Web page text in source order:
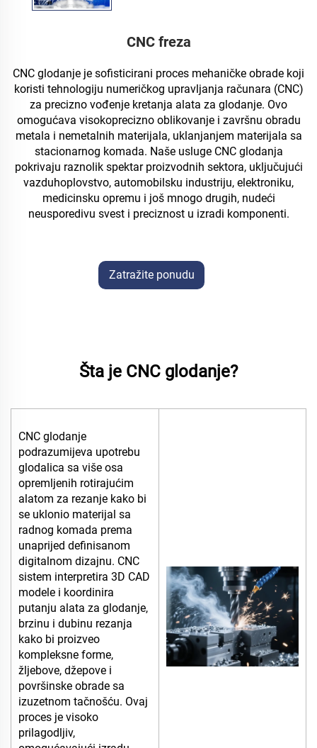
CNC freza
CNC glodanje je sofisticirani proces mehaničke obrade koji
koristi tehnologiju numeričkog upravljanja računara (CNC)
za precizno vođenje kretanja alata za glodanje. Ovo
omogućava visokoprecizno oblikovanje i završnu obradu
metala i nemetalnih materijala, uklanjanjem materijala sa
stacionarnog komada. Naše usluge CNC glodanja
pokrivaju raznolik spektar proizvodnih sektora, uključujući
vazduhoplovstvo, automobilsku industriju, elektroniku,
medicinsku opremu i još mnogo drugih, nudeći
neusporedivu svest i preciznost u izradi komponenti.
Zatražite ponudu
Šta je CNC glodanje?
CNC glodanje
podrazumijeva upotrebu
glodalica sa više osa
opremljenih rotirajućim
alatom za rezanje kako bi
se uklonio materijal sa
radnog komada prema
unaprijed definisanom
digitalnom dizajnu. CNC
sistem interpretira 3D CAD
modele i koordinira
putanju alata za glodanje,
brzinu i dubinu rezanja
kako bi proizveo
kompleksne forme,
žljebove, džepove i
površinske obrade sa
izuzetnom tačnošću. Ovaj
proces je visoko
prilagodljiv,